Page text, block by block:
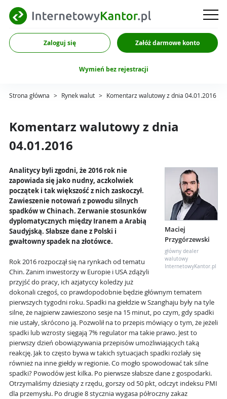
Zaloguj się Załóż darmowe konto
Wymień bez rejestracji
Strona główna > Rynek walut > Komentarz walutowy z dnia 04.01.2016
Komentarz walutowy z dnia
04.01.2016
Maciej
Przygórzewski
główny dealer
walutowy
InternetowyKantor.pl
Analitycy byli zgodni, że 2016 rok nie
zapowiada się jako nudny, aczkolwiek
początek i tak większość z nich zaskoczył.
Zawieszenie notowań z powodu silnych
spadków w Chinach. Zerwanie stosunków
dyplomatycznych między Iranem a Arabią
Saudyjską. Słabsze dane z Polski i
gwałtowny spadek na złotówce.
Rok 2016 rozpoczął się na rynkach od tematu
Chin. Zanim inwestorzy w Europie i USA zdążyli
przyjść do pracy, ich azjatyccy koledzy już
dokonali czegoś, co prawdopodobnie będzie głównym tematem
pierwszych tygodni roku. Spadki na giełdzie w Szanghaju były na tyle
silne, że najpierw zawieszono sesje na 15 minut, po czym, gdy spadki
nie ustały, skrócono ją. Pozwolił na to przepis mówiący o tym, że jeżeli
spadki lub wzrosty sięgają 7% regulator ma takie prawo. Jest to
pierwszy dzień obowiązywania przepisów umożliwiających taką
reakcję. Jak to często bywa w takich sytuacjach spadki rozlały się
również na inne giełdy w regionie. Co mogło spowodować tak silne
spadki? Powodów jest kilka. Po pierwsze słabsze dane z gospodarki.
Otrzymaliśmy dziesiąty z rzędu, gorszy od 50 pkt, odczyt indeksu PMI
dla przemysłu. Po drugie 8 stycznia wygasa półroczny zakaz